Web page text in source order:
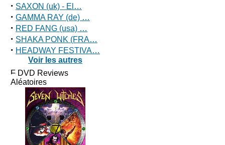
· SAXON (uk) - El…
· GAMMA RAY (de) …
· RED FANG (usa) …
· SHAKA PONK (FRA…
· HEADWAY FESTIVA…
Voir les autres
DVD Reviews
Aléatoires